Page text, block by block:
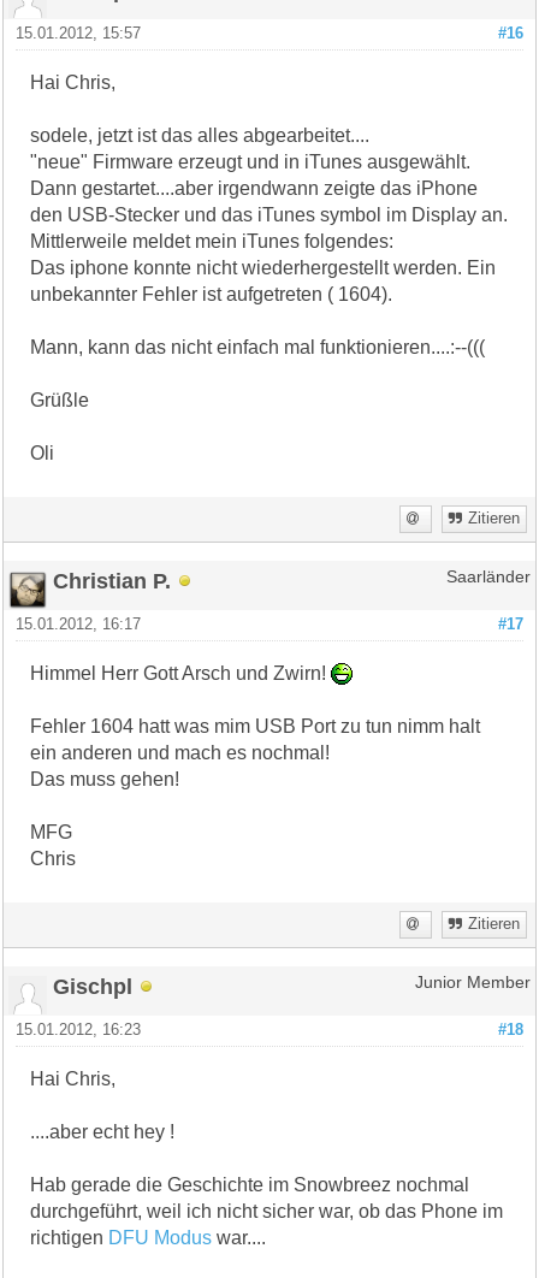
#16
15.01.2012, 15:57
Hai Chris,
sodele, jetzt ist das alles abgearbeitet....
"neue" Firmware erzeugt und in iTunes ausgewählt.
Dann gestartet....aber irgendwann zeigte das iPhone
den USB-Stecker und das iTunes symbol im Display an.
Mittlerweile meldet mein iTunes folgendes:
Das iphone konnte nicht wiederhergestellt werden. Ein
unbekannter Fehler ist aufgetreten ( 1604).
Mann, kann das nicht einfach mal funktionieren....:--(((
Grüßle
Oli
Zitieren
Christian P. Saarländer
#17
15.01.2012, 16:17
Himmel Herr Gott Arsch und Zwirn!
Fehler 1604 hatt was mim USB Port zu tun nimm halt
ein anderen und mach es nochmal!
Das muss gehen!
MFG
Chris
Zitieren
Gischpl Junior Member
#18
15.01.2012, 16:23
Hai Chris,
....aber echt hey !
Hab gerade die Geschichte im Snowbreez nochmal
durchgeführt, weil ich nicht sicher war, ob das Phone im
richtigen DFU Modus war....